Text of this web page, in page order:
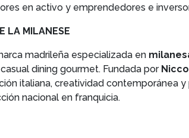
en activo y emprendedores e
LA MILANESE
madrileña especializada en
dining gourmet. Fundada por
italiana, creatividad contemporánea
nacional en franquicia.